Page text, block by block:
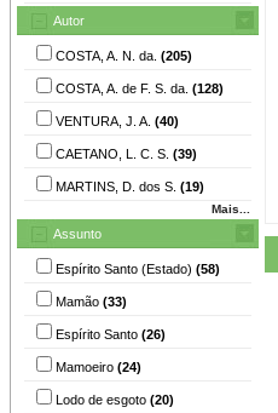
Autor
COSTA, A. N. da. (205)
COSTA, A. de F. S. da. (128)
VENTURA, J. A. (40)
CAETANO, L. C. S. (39)
MARTINS, D. dos S. (19)
Mais...
Assunto
Espírito Santo (Estado) (58)
Mamão (33)
Espírito Santo (26)
Mamoeiro (24)
Lodo de esgoto (20)